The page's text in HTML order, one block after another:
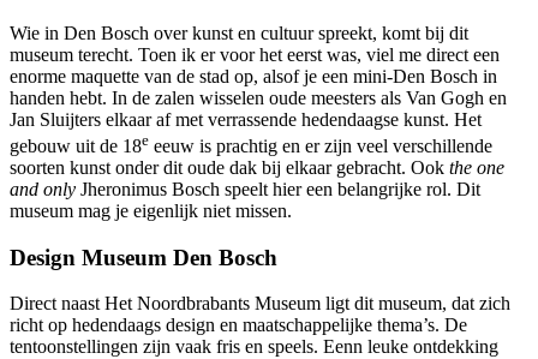
Wie in Den Bosch over kunst en cultuur spreekt, komt bij dit
museum terecht. Toen ik er voor het eerst was, viel me direct een
enorme maquette van de stad op, alsof je een mini-Den Bosch in
handen hebt. In de zalen wisselen oude meesters als Van Gogh en
Jan Sluijters elkaar af met verrassende hedendaagse kunst. Het
gebouw uit de 18e eeuw is prachtig en er zijn veel verschillende
soorten kunst onder dit oude dak bij elkaar gebracht. Ook the one
and only Jheronimus Bosch speelt hier een belangrijke rol. Dit
museum mag je eigenlijk niet missen.
Design Museum Den Bosch
Direct naast Het Noordbrabants Museum ligt dit museum, dat zich
richt op hedendaags design en maatschappelijke thema’s. De
tentoonstellingen zijn vaak fris en speels. Eenn leuke ontdekking